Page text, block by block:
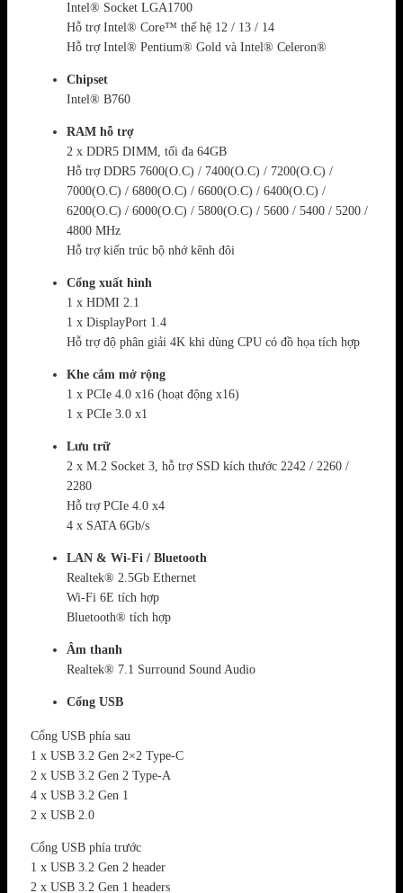
Intel® Socket LGA1700
Hỗ trợ Intel® Core™ thế hệ 12 / 13 / 14
Hỗ trợ Intel® Pentium® Gold và Intel® Celeron®
Chipset
Intel® B760
RAM hỗ trợ
2 x DDR5 DIMM, tối đa 64GB
Hỗ trợ DDR5 7600(O.C) / 7400(O.C) / 7200(O.C) /
7000(O.C) / 6800(O.C) / 6600(O.C) / 6400(O.C) /
6200(O.C) / 6000(O.C) / 5800(O.C) / 5600 / 5400 / 5200 /
4800 MHz
Hỗ trợ kiến trúc bộ nhớ kênh đôi
Cổng xuất hình
1 x HDMI 2.1
1 x DisplayPort 1.4
Hỗ trợ độ phân giải 4K khi dùng CPU có đồ họa tích hợp
Khe cắm mở rộng
1 x PCIe 4.0 x16 (hoạt động x16)
1 x PCIe 3.0 x1
Lưu trữ
2 x M.2 Socket 3, hỗ trợ SSD kích thước 2242 / 2260 /
2280
Hỗ trợ PCIe 4.0 x4
4 x SATA 6Gb/s
LAN & Wi-Fi / Bluetooth
Realtek® 2.5Gb Ethernet
Wi-Fi 6E tích hợp
Bluetooth® tích hợp
Âm thanh
Realtek® 7.1 Surround Sound Audio
Cổng USB
Cổng USB phía sau
1 x USB 3.2 Gen 2×2 Type-C
2 x USB 3.2 Gen 2 Type-A
4 x USB 3.2 Gen 1
2 x USB 2.0
Cổng USB phía trước
1 x USB 3.2 Gen 2 header
2 x USB 3.2 Gen 1 headers